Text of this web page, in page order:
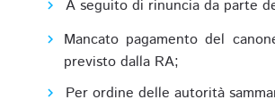
A seguito di rinuncia da parte
Mancato pagamento del
previsto dalla RA;
Per ordine delle autorità